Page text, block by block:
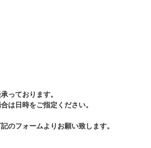
っております。
は日時をご指定ください。
のフォームよりお願い致します。